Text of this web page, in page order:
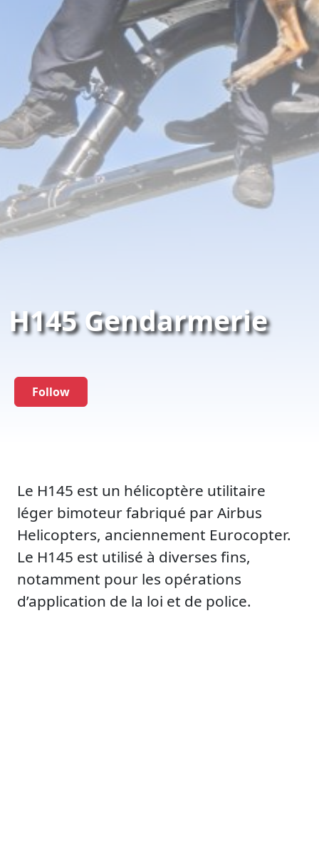
H145 Gendarmerie
Follow
Le H145 est un hélicoptère utilitaire
léger bimoteur fabriqué par Airbus
Helicopters, anciennement Eurocopter.
Le H145 est utilisé à diverses fins,
notamment pour les opérations
d’application de la loi et de police.